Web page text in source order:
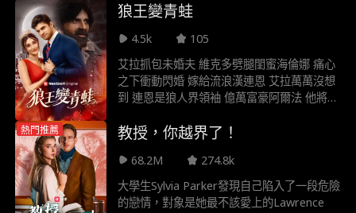
住曖昧的拉扯。正當艾蜜莉以為生活將回歸正
狼王變青蛙
4.5k
105
艾拉抓包未婚夫 維克多劈腿閨蜜海倫娜 痛心
之下衝動閃婚 嫁給流浪漢連恩 艾拉萬萬沒想
到 連恩是狼人界領袖 億萬富豪阿爾法 他將艾
熱門推薦 教授，你越界了！
68.2M
274.8k
大學生Sylvia Parker發現自己陷入了一段危險
的戀情，對象是她最不該愛上的Lawrence